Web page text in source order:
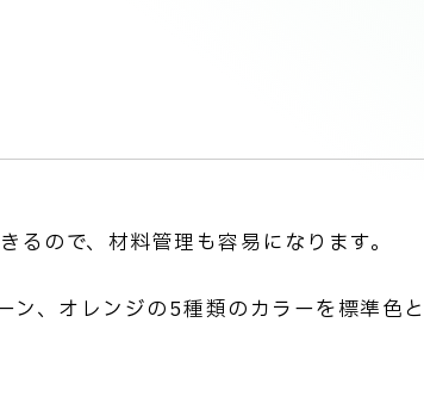
ので、材料管理も容易になります。
、オレンジの5種類のカラーを標準色